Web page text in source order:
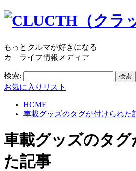
もっとクルマが好きになる
カーライフ情報メディア
検索:
お気に入りリスト
HOME
車載グッズのタグが付けられた
車載グッズのタグ
た記事